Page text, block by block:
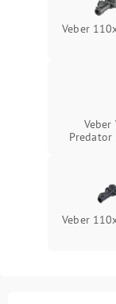
Veber
Veber
Veber